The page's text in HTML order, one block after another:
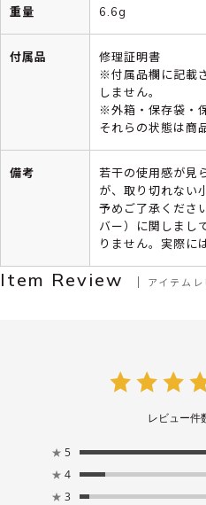
重量 6.6g
付属品
修理証明書
※付属品欄に記載
しません。
※外箱・保存袋・
それらの状態は商
備考
若干の使用感が見
が、取り切れない
予めご了承くださ
バー）に関しまし
りません。実際に
Item Review アイテム
レビュー件
★ 5
★ 4
★ 3